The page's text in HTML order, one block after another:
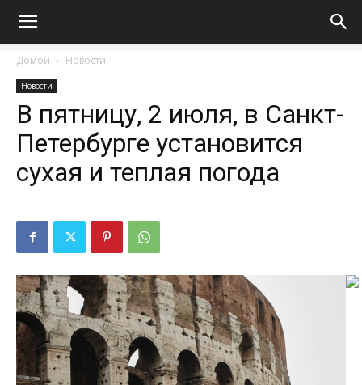
Домой Новости
Новости
В пятницу, 2 июля, в Санкт-
Петербурге установится
сухая и теплая погода